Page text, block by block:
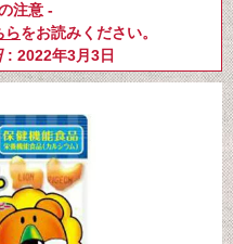
注意 -
らをお読みください。
: 2022年3月3日